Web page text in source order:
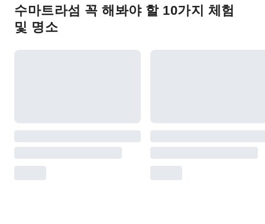
수마트라섬 꼭 해봐야 할 10가지 체험
및 명소